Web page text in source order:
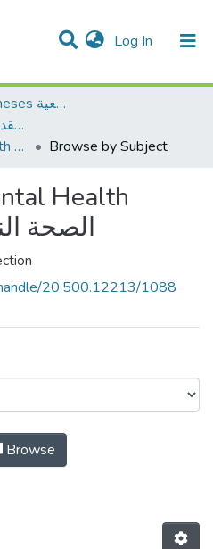
Log In (current)
& Collections
Dissertations & Theses الرسائل الجامعية
AQU Master Theses الرسائل الجامعية الخاصة بجامعة القدس
Community Mental Health الصحة النفسية المجتمعية
Browse by Subject
Health
الصحة
20.500.12213/1088
Browse